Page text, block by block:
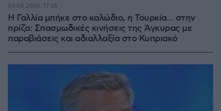
Η Γαλλία μπήκε στο καλώδιο, η Τουρκία... στην
πρίζα: Σπασμωδικές κινήσεις της Άγκυρας με
παραβιάσεις και αδιαλλαξία στο Κυπριακό
09.08.2026, 17:36